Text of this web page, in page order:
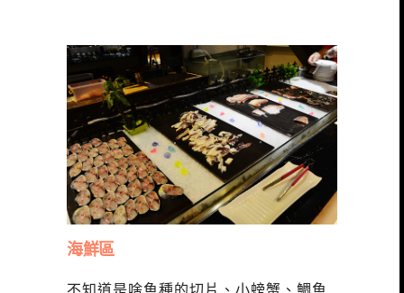
海鮮區